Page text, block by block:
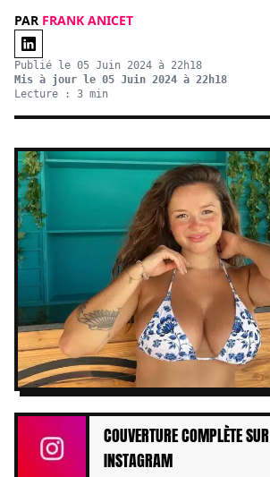
PAR FRANK ANICET
Publié le 05 Juin 2024 à 22h18
Mis à jour le 05 Juin 2024 à 22h18
Lecture : 3 min
COUVERTURE COMPLÈTE SUR
INSTAGRAM